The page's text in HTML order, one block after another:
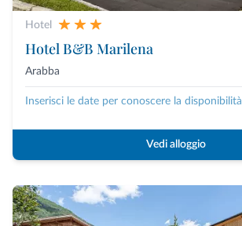
Hotel
Hotel B&B Marilena
Arabba
Inserisci le date per conoscere la disponibilità
Vedi alloggio